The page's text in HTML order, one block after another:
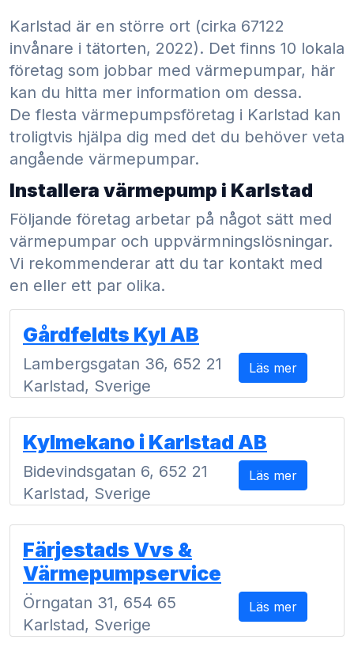
Karlstad är en större ort (cirka 67122
invånare i tätorten, 2022). Det finns 10 lokala
företag som jobbar med värmepumpar, här
kan du hitta mer information om dessa.
De flesta värmepumpsföretag i Karlstad kan
troligtvis hjälpa dig med det du behöver veta
angående värmepumpar.
Installera värmepump i Karlstad
Följande företag arbetar på något sätt med
värmepumpar och uppvärmningslösningar.
Vi rekommenderar att du tar kontakt med
en eller ett par olika.
Gårdfeldts Kyl AB
Lambergsgatan 36, 652 21
Karlstad, Sverige
Läs mer
Kylmekano i Karlstad AB
Bidevindsgatan 6, 652 21
Karlstad, Sverige
Läs mer
Färjestads Vvs &
Värmepumpservice
Örngatan 31, 654 65
Karlstad, Sverige
Läs mer